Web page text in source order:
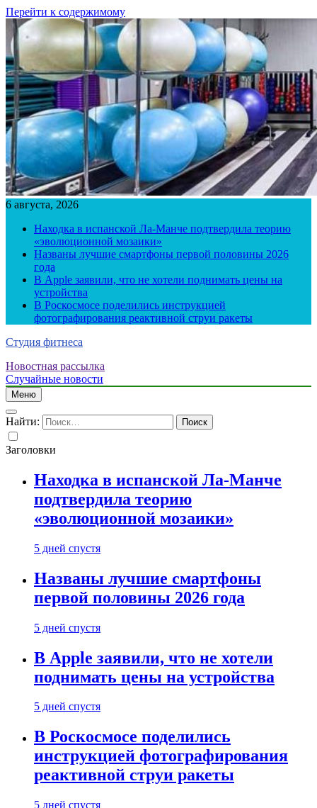
Перейти к содержимому
6 августа, 2026
Находка в испанской Ла-Манче подтвердила теорию
«эволюционной мозаики»
Названы лучшие смартфоны первой половины 2026
года
В Apple заявили, что не хотели поднимать цены на
устройства
В Роскосмосе поделились инструкцией
фотографирования реактивной струи ракеты
Студия фитнеса
Новостная рассылка
Случайные новости
Меню
Найти:
Заголовки
Находка в испанской Ла-Манче
подтвердила теорию
«эволюционной мозаики»
5 дней спустя
Названы лучшие смартфоны
первой половины 2026 года
5 дней спустя
В Apple заявили, что не хотели
поднимать цены на устройства
5 дней спустя
В Роскосмосе поделились
инструкцией фотографирования
реактивной струи ракеты
5 дней спустя